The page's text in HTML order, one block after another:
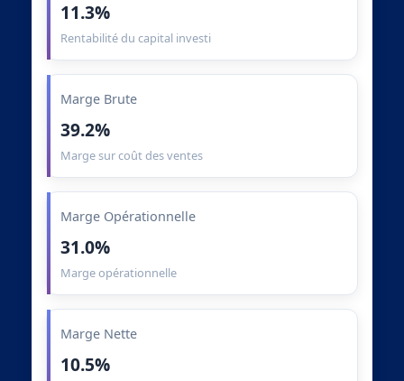
11.3%
Rentabilité du capital investi
Marge Brute
39.2%
Marge sur coût des ventes
Marge Opérationnelle
31.0%
Marge opérationnelle
Marge Nette
10.5%